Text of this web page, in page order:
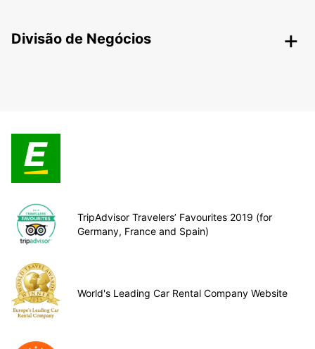
Divisão de Negócios
TripAdvisor Travelers’ Favourites 2019 (for
Germany, France and Spain)
World's Leading Car Rental Company Website